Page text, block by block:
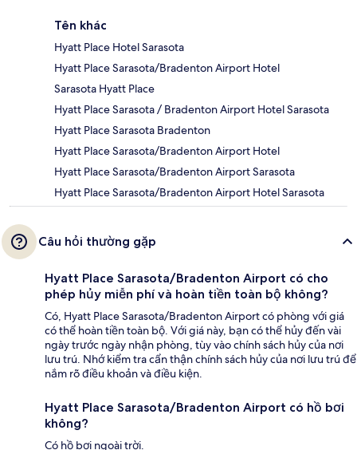
Tên khác
Hyatt Place Hotel Sarasota
Hyatt Place Sarasota/Bradenton Airport Hotel
Sarasota Hyatt Place
Hyatt Place Sarasota / Bradenton Airport Hotel Sarasota
Hyatt Place Sarasota Bradenton
Hyatt Place Sarasota/Bradenton Airport Hotel
Hyatt Place Sarasota/Bradenton Airport Sarasota
Hyatt Place Sarasota/Bradenton Airport Hotel Sarasota
Câu hỏi thường gặp
Hyatt Place Sarasota/Bradenton Airport có cho
phép hủy miễn phí và hoàn tiền toàn bộ không?
Có, Hyatt Place Sarasota/Bradenton Airport có phòng với giá
có thể hoàn tiền toàn bộ. Với giá này, bạn có thể hủy đến vài
ngày trước ngày nhận phòng, tùy vào chính sách hủy của nơi
lưu trú. Nhớ kiểm tra cẩn thận chính sách hủy của nơi lưu trú để
nắm rõ điều khoản và điều kiện.
Hyatt Place Sarasota/Bradenton Airport có hồ bơi
không?
Có hồ bơi ngoài trời.